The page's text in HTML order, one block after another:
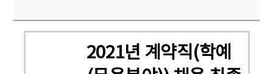
2021년 계약직(학예